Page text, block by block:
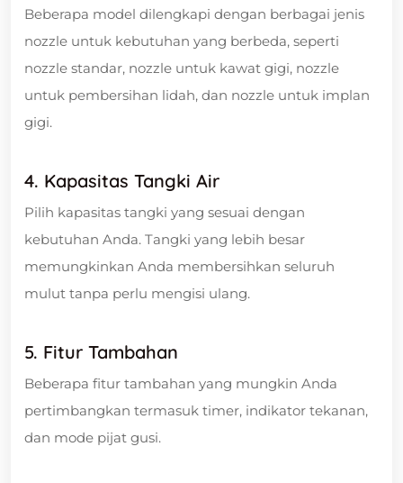
Beberapa model dilengkapi dengan berbagai jenis
nozzle untuk kebutuhan yang berbeda, seperti
nozzle standar, nozzle untuk kawat gigi, nozzle
untuk pembersihan lidah, dan nozzle untuk implan
gigi.
4. Kapasitas Tangki Air
Pilih kapasitas tangki yang sesuai dengan
kebutuhan Anda. Tangki yang lebih besar
memungkinkan Anda membersihkan seluruh
mulut tanpa perlu mengisi ulang.
5. Fitur Tambahan
Beberapa fitur tambahan yang mungkin Anda
pertimbangkan termasuk timer, indikator tekanan,
dan mode pijat gusi.